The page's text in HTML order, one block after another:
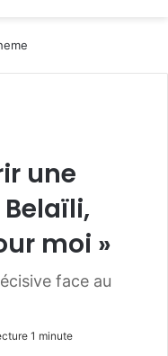
une
moi »
face au
1 minute